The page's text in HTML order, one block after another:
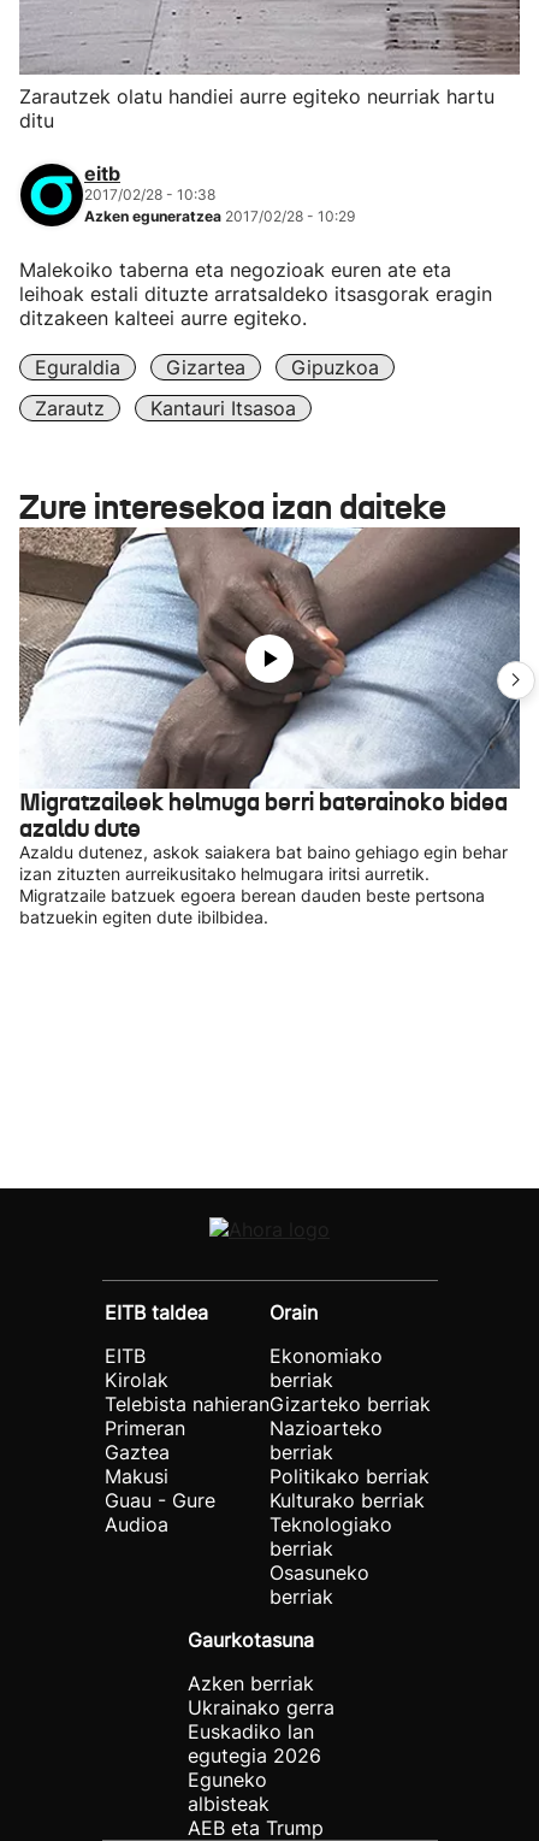
Zarautzek olatu handiei aurre egiteko neurriak hartu
ditu
eitb
2017/02/28 - 10:38
Azken eguneratzea 2017/02/28 - 10:29
Malekoiko taberna eta negozioak euren ate eta
leihoak estali dituzte arratsaldeko itsasgorak eragin
ditzakeen kalteei aurre egiteko.
Eguraldia Gizartea
Gipuzkoa
Zarautz
Kantauri Itsasoa
Zure interesekoa izan daiteke
Migratzaileek helmuga berri baterainoko bidea
azaldu dute
Azaldu dutenez, askok saiakera bat baino gehiago egin behar
izan zituzten aurreikusitako helmugara iritsi aurretik.
Migratzaile batzuek egoera berean dauden beste pertsona
batzuekin egiten dute ibilbidea.
EITB taldea
EITB
Kirolak
Telebista nahieran
Primeran
Gaztea
Makusi
Guau - Gure
Audioa
Orain
Ekonomiako
berriak
Gizarteko berriak
Nazioarteko
berriak
Politikako berriak
Kulturako berriak
Teknologiako
berriak
Osasuneko
berriak
Gaurkotasuna
Azken berriak
Ukrainako gerra
Euskadiko lan
egutegia 2026
Eguneko
albisteak
AEB eta Trump